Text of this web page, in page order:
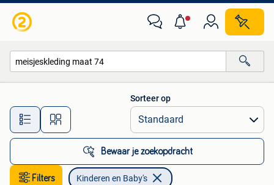
Alle afstanden…
Sorteer op
Bewaar je zoekopdracht
Filters Kinderen en Baby's